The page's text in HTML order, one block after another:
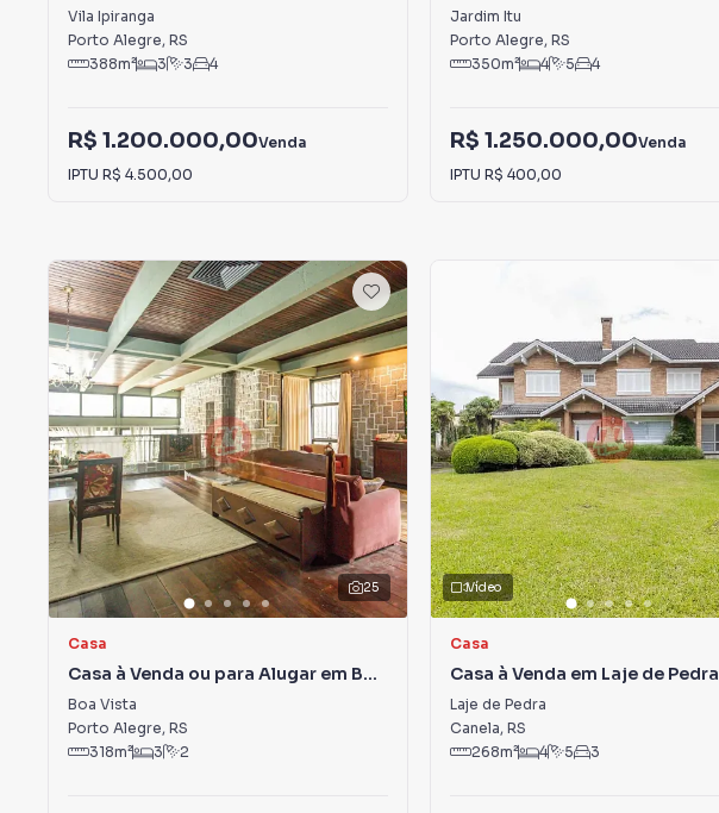
Vila Ipiranga
Porto Alegre, RS
388m² 3 3 4
R$ 1.200.000,00Venda
IPTU R$ 4.500,00
Jardim Itu
Jardim Itu
Porto Alegre, RS
350m² 4 5 4
R$ 1.250.000,00Venda
IPTU R$ 400,00
25
Casa
Casa à Venda ou para Alugar em Boa
Vista
Boa Vista
Porto Alegre, RS
318m² 3 2
Vídeo
Casa
Casa à Venda em Laje de Pedra
Laje de Pedra
Canela, RS
268m² 4 5 3